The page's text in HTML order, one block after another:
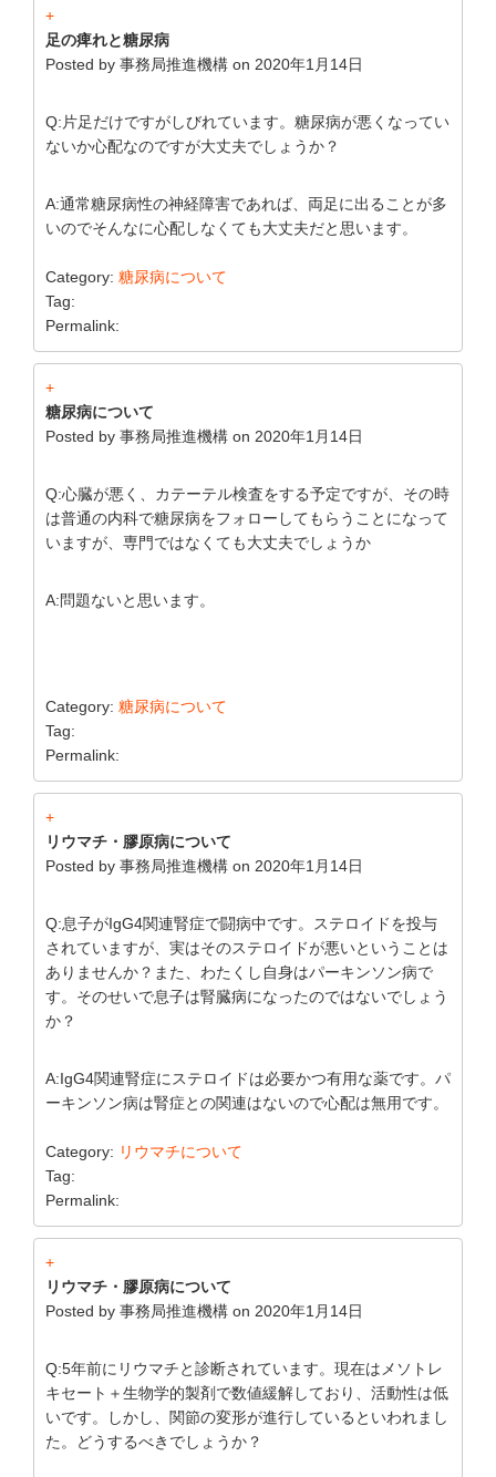
+
足の痺れと糖尿病
Posted by 事務局推進機構 on 2020年1月14日
Q:片足だけですがしびれています。糖尿病が悪くなってい
ないか心配なのですが大丈夫でしょうか？
A:通常糖尿病性の神経障害であれば、両足に出ることが多
いのでそんなに心配しなくても大丈夫だと思います。
Category: 糖尿病について
Tag:
Permalink:
+
糖尿病について
Posted by 事務局推進機構 on 2020年1月14日
Q:心臓が悪く、カテーテル検査をする予定ですが、その時
は普通の内科で糖尿病をフォローしてもらうことになって
いますが、専門ではなくても大丈夫でしょうか
A:問題ないと思います。
Category: 糖尿病について
Tag:
Permalink:
+
リウマチ・膠原病について
Posted by 事務局推進機構 on 2020年1月14日
Q:息子がIgG4関連腎症で闘病中です。ステロイドを投与
されていますが、実はそのステロイドが悪いということは
ありませんか？また、わたくし自身はパーキンソン病で
す。そのせいで息子は腎臓病になったのではないでしょう
か？
A:IgG4関連腎症にステロイドは必要かつ有用な薬です。パ
ーキンソン病は腎症との関連はないので心配は無用です。
Category: リウマチについて
Tag:
Permalink:
+
リウマチ・膠原病について
Posted by 事務局推進機構 on 2020年1月14日
Q:5年前にリウマチと診断されています。現在はメソトレ
キセート＋生物学的製剤で数値緩解しており、活動性は低
いです。しかし、関節の変形が進行しているといわれまし
た。どうするべきでしょうか？